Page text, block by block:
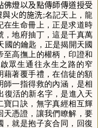
佛燈以及點傳師傳道授受
與火的施洗;名記天上，龍
在生命冊上，正是求道時
，地府抽丁，這是千真萬
國的鑰匙，正是揭開天國
至高撫上的權柄，印證和
眾生通往永生之路的窄
藉著覆手禮，在信徒的額
師一指得救的內涵，是相
復活的新名字，是進入天
寶口訣，無字真經相互輝
天憑證，讓我們瞭解，要
，就是抱子亥合同，回復